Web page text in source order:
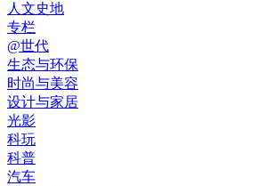
人文史地
专栏
@世代
生态与环保
时尚与美容
设计与家居
光影
科玩
科普
汽车